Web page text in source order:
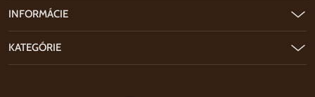
INFORMÁCIE
KATEGÓRIE